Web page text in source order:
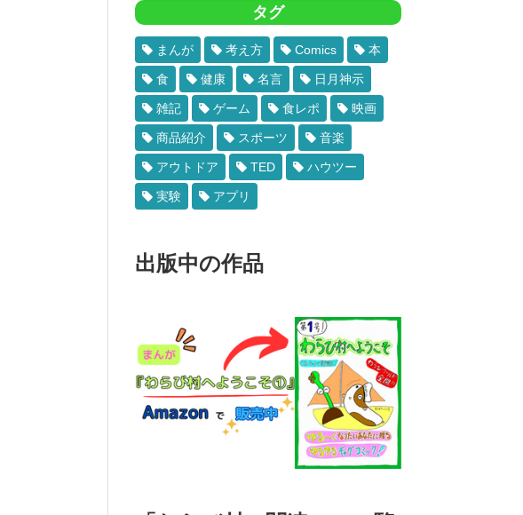
タグ
まんが 考え方 Comics 本
食 健康 名言 日月神示
雑記 ゲーム 食レポ 映画
商品紹介 スポーツ 音楽
アウトドア TED ハウツー
実験 アプリ
出版中の作品